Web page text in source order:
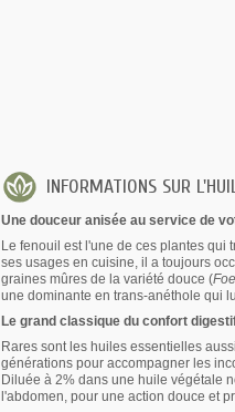
INFORMATIONS SUR
Une douceur anisée au service de
Le fenouil est l'une de ces plantes qui
ses usages en cuisine, il a toujours
graines mûres de la variété douce (
une dominante en trans-anéthole qui
Le grand classique du confort
Rares sont les huiles essentielles
générations pour accompagner les
Diluée à 2% dans une huile végétale
l'abdomen, pour une action douce et